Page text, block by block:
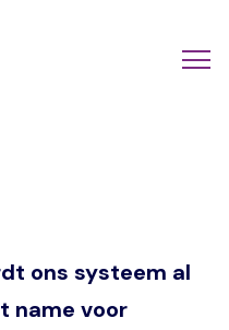
ons systeem al
name voor